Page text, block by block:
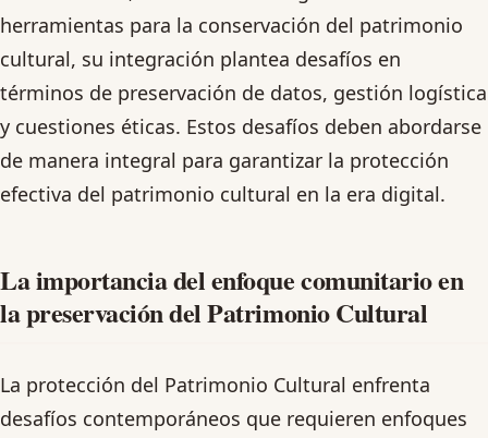
herramientas para la conservación del patrimonio
cultural, su integración plantea desafíos en
términos de preservación de datos, gestión logística
y cuestiones éticas. Estos desafíos deben abordarse
de manera integral para garantizar la protección
efectiva del patrimonio cultural en la era digital.
La importancia del enfoque comunitario en
la preservación del Patrimonio Cultural
La protección del Patrimonio Cultural enfrenta
desafíos contemporáneos que requieren enfoques